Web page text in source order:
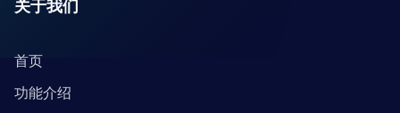
关于我们
首页
功能介绍